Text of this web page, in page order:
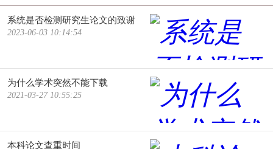
系统是否检测研究生论文的致谢
2023-06-03 10:14:54
为什么学术突然不能下载
2021-03-27 10:55:25
本科论文查重时间